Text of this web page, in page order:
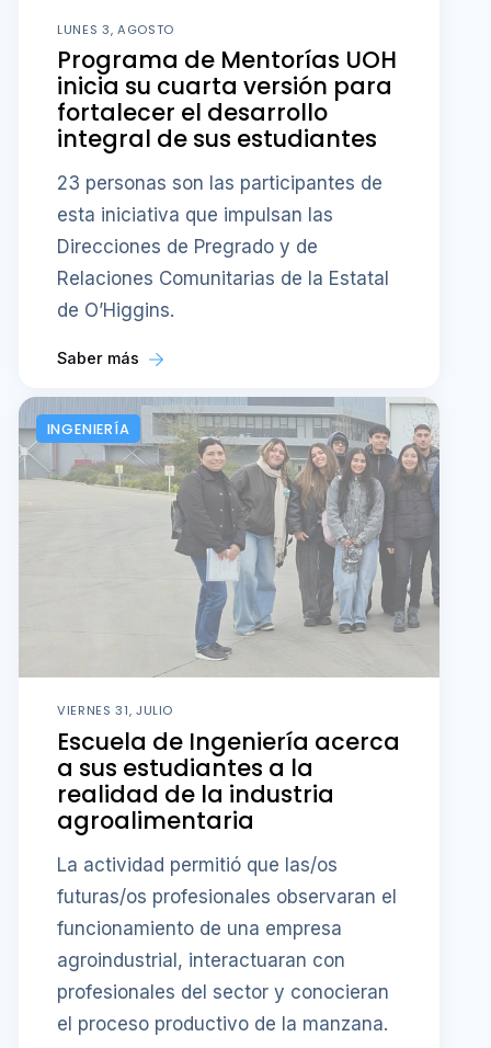
LUNES 3, AGOSTO
Programa de Mentorías UOH
inicia su cuarta versión para
fortalecer el desarrollo
integral de sus estudiantes
23 personas son las participantes de
esta iniciativa que impulsan las
Direcciones de Pregrado y de
Relaciones Comunitarias de la Estatal
de O’Higgins.
Saber más
INGENIERÍA
VIERNES 31, JULIO
Escuela de Ingeniería acerca
a sus estudiantes a la
realidad de la industria
agroalimentaria
La actividad permitió que las/os
futuras/os profesionales observaran el
funcionamiento de una empresa
agroindustrial, interactuaran con
profesionales del sector y conocieran
el proceso productivo de la manzana.